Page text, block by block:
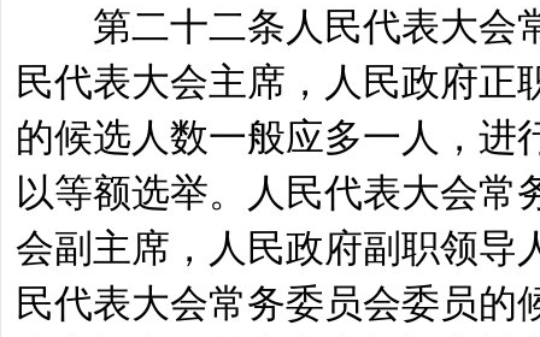
第二十二条人民代表大会常
民代表大会主席，人民政府正
的候选人数一般应多一人，进
以等额选举。人民代表大会常
会副主席，人民政府副职领导
民代表大会常务委员会委员的